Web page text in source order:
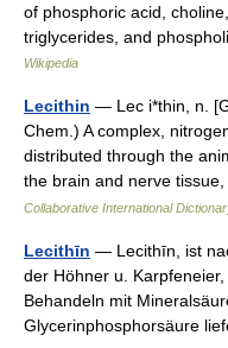
of phosphoric acid,
triglycerides, and
Wikipedia
Lecithin — Lec i*thin, n.
Chem.) A complex,
distributed through the
the brain and nerve
Collaborative International
Lecithīn — Lecithīn, ist
der Höhner u.
Behandeln mit
Glycerinphosphorsäure